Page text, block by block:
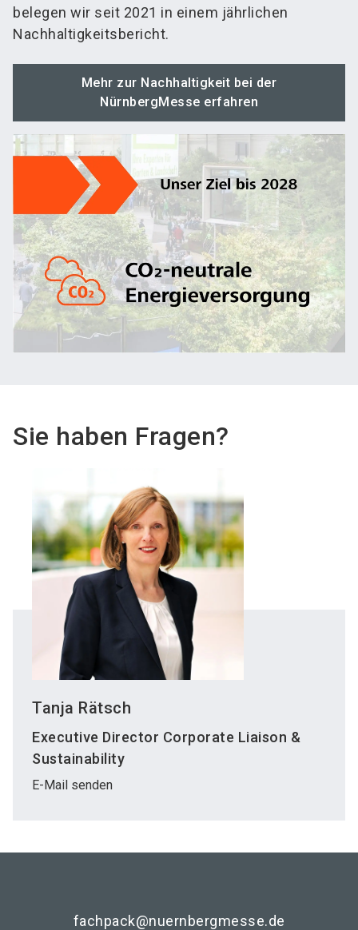
belegen wir seit 2021 in einem jährlichen
Nachhaltigkeitsbericht.
Mehr zur Nachhaltigkeit bei der
NürnbergMesse erfahren
Sie haben Fragen?
Tanja Rätsch
Executive Director Corporate Liaison &
Sustainability
E-Mail senden
fachpack@nuernbergmesse.de